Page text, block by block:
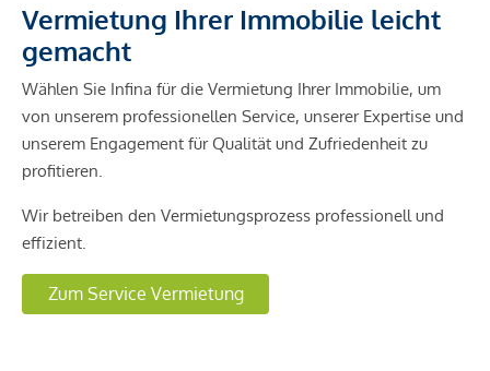
Vermietung Ihrer Immobilie leicht
gemacht
Wählen Sie Infina für die Vermietung Ihrer Immobilie, um
von unserem professionellen Service, unserer Expertise und
unserem Engagement für Qualität und Zufriedenheit zu
profitieren.
Wir betreiben den Vermietungsprozess professionell und
effizient.
Zum Service Vermietung